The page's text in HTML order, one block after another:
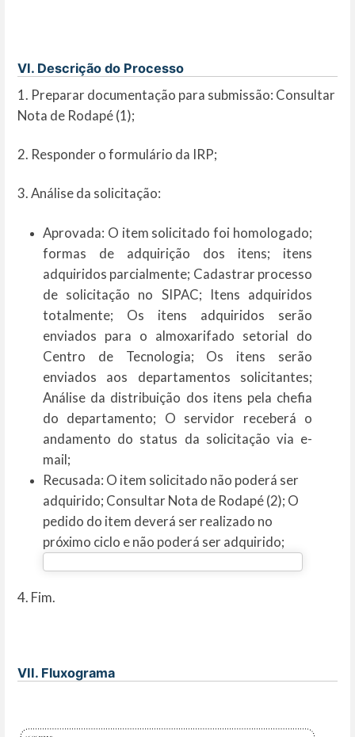
VI. Descrição do Processo
1. Preparar documentação para submissão: Consultar
Nota de Rodapé (1);
2. Responder o formulário da IRP;
3. Análise da solicitação:
Aprovada: O item solicitado foi homologado;
formas de adquirição dos itens; itens
adquiridos parcialmente; Cadastrar processo
de solicitação no SIPAC; Itens adquiridos
totalmente; Os itens adquiridos serão
enviados para o almoxarifado setorial do
Centro de Tecnologia; Os itens serão
enviados aos departamentos solicitantes;
Análise da distribuição dos itens pela chefia
do departamento; O servidor receberá o
andamento do status da solicitação via e-
mail;
Recusada: O item solicitado não poderá ser
adquirido; Consultar Nota de Rodapé (2); O
pedido do item deverá ser realizado no
próximo ciclo e não poderá ser adquirido;
4. Fim.
VII. Fluxograma